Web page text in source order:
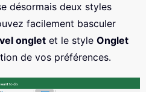
désormais deux styles
facilement basculer
onglet et le style Onglet
de vos préférences.